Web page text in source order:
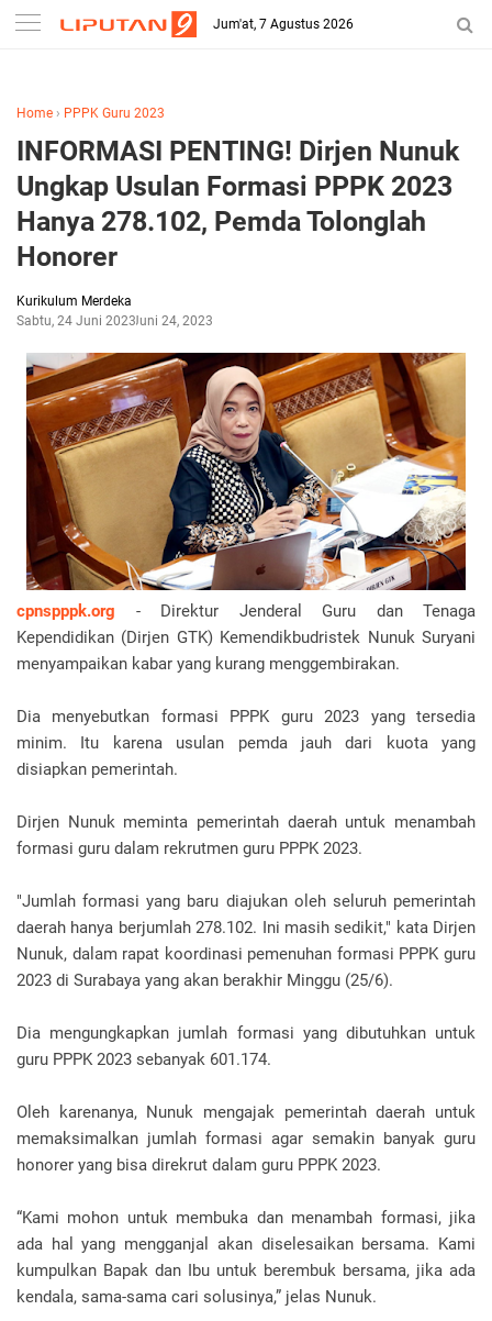
-->
Jum'at, 7 Agustus 2026
Home › PPPK Guru 2023
INFORMASI PENTING! Dirjen Nunuk
Ungkap Usulan Formasi PPPK 2023
Hanya 278.102, Pemda Tolonglah
Honorer
Kurikulum Merdeka
Sabtu, 24 Juni 2023Juni 24, 2023
cpnspppk.org - Direktur Jenderal Guru dan Tenaga
Kependidikan (Dirjen GTK) Kemendikbudristek Nunuk Suryani
menyampaikan kabar yang kurang menggembirakan.
Dia menyebutkan formasi PPPK guru 2023 yang tersedia
minim. Itu karena usulan pemda jauh dari kuota yang
disiapkan pemerintah.
Dirjen Nunuk meminta pemerintah daerah untuk menambah
formasi guru dalam rekrutmen guru PPPK 2023.
"Jumlah formasi yang baru diajukan oleh seluruh pemerintah
daerah hanya berjumlah 278.102. Ini masih sedikit," kata Dirjen
Nunuk, dalam rapat koordinasi pemenuhan formasi PPPK guru
2023 di Surabaya yang akan berakhir Minggu (25/6).
Dia mengungkapkan jumlah formasi yang dibutuhkan untuk
guru PPPK 2023 sebanyak 601.174.
Oleh karenanya, Nunuk mengajak pemerintah daerah untuk
memaksimalkan jumlah formasi agar semakin banyak guru
honorer yang bisa direkrut dalam guru PPPK 2023.
“Kami mohon untuk membuka dan menambah formasi, jika
ada hal yang mengganjal akan diselesaikan bersama. Kami
kumpulkan Bapak dan Ibu untuk berembuk bersama, jika ada
kendala, sama-sama cari solusinya,” jelas Nunuk.